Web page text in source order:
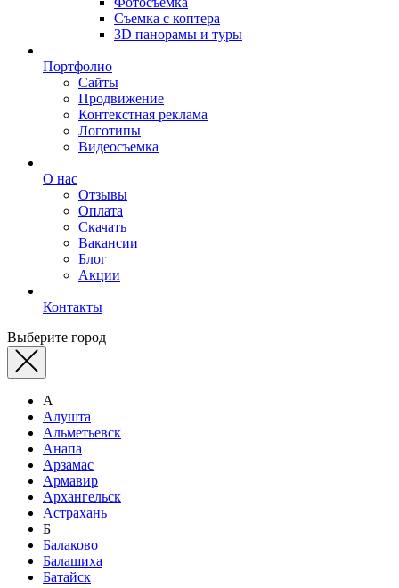
Съемка с коптера
3D панорамы и туры
Портфолио
Сайты
Продвижение
Контекстная реклама
Логотипы
Видеосъемка
О нас
Отзывы
Оплата
Скачать
Вакансии
Блог
Акции
Контакты
Выберите город
А
Алушта
Альметьевск
Анапа
Арзамас
Армавир
Архангельск
Астрахань
Б
Балаково
Балашиха
Батайск